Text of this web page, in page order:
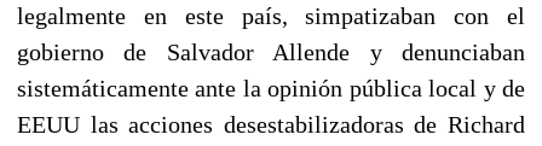
legalmente en este país, simpatizaban con el
gobierno de Salvador Allende y denunciaban
sistemáticamente ante la opinión pública local y de
EEUU las acciones desestabilizadoras de Richard